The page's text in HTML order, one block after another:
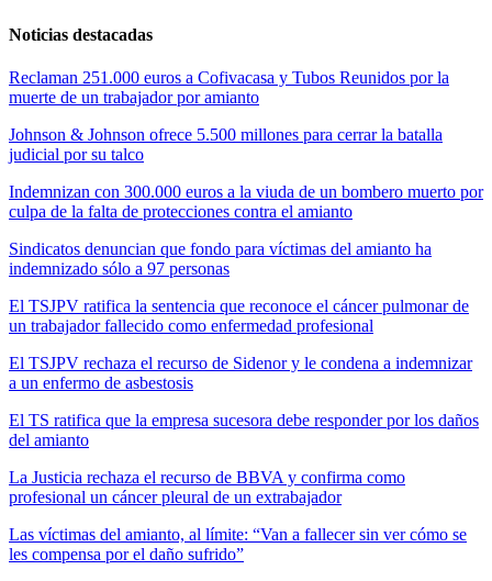
Noticias destacadas
Reclaman 251.000 euros a Cofivacasa y Tubos Reunidos por la
muerte de un trabajador por amianto
Johnson & Johnson ofrece 5.500 millones para cerrar la batalla
judicial por su talco
Indemnizan con 300.000 euros a la viuda de un bombero muerto por
culpa de la falta de protecciones contra el amianto
Sindicatos denuncian que fondo para víctimas del amianto ha
indemnizado sólo a 97 personas
El TSJPV ratifica la sentencia que reconoce el cáncer pulmonar de
un trabajador fallecido como enfermedad profesional
El TSJPV rechaza el recurso de Sidenor y le condena a indemnizar
a un enfermo de asbestosis
El TS ratifica que la empresa sucesora debe responder por los daños
del amianto
La Justicia rechaza el recurso de BBVA y confirma como
profesional un cáncer pleural de un extrabajador
Las víctimas del amianto, al límite: “Van a fallecer sin ver cómo se
les compensa por el daño sufrido”